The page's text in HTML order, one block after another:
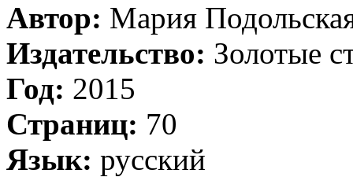
Автор: Мария
Издательство: Золотые
Год: 2015
Страниц: 70
Язык: русский